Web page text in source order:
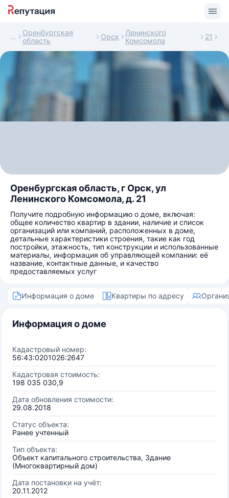
Оренбургская
область
Орск
Ленинского
Комсомола
21
Оренбургская область, г Орск, ул
Ленинского Комсомола, д. 21
Получите подробную информацию о доме, включая:
общее количество квартир в здании, наличие и список
организаций или компаний, расположенных в доме,
детальные характеристики строения, такие как год
постройки, этажность, тип конструкции и использованные
материалы, информация об управляющей компании: её
название, контактные данные, и качество
предоставляемых услуг
Информация о доме Квартиры по адресу
Информация о доме
Кадастровый номер:
56:43:0201026:2647
Кадастровая стоимость:
198 035 030,9
Дата обновления стоимости:
29.08.2018
Статус объекта:
Ранее учтенный
Тип объекта:
Объект капитального строительства, Здание
(Многоквартирный дом)
Дата постановки на учёт:
20.11.2012